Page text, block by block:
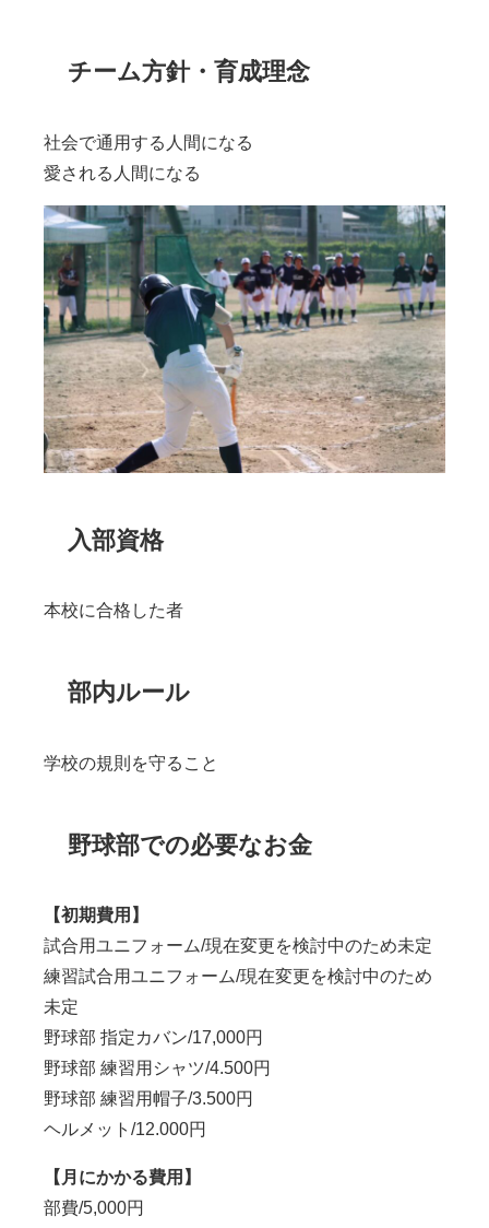
チーム方針・育成理念
社会で通用する人間になる
愛される人間になる
入部資格
本校に合格した者
部内ルール
学校の規則を守ること
野球部での必要なお金
【初期費用】
試合用ユニフォーム/現在変更を検討中のため未定
練習試合用ユニフォーム/現在変更を検討中のため
未定
野球部 指定カバン/17,000円
野球部 練習用シャツ/4.500円
野球部 練習用帽子/3.500円
ヘルメット/12.000円
【月にかかる費用】
部費/5,000円